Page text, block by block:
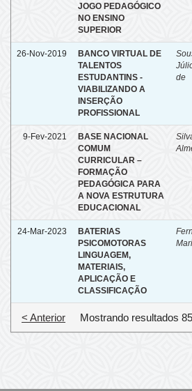
JOGO PEDAGÓGICO
NO ENSINO
SUPERIOR
26-Nov-2019
BANCO VIRTUAL DE
TALENTOS
ESTUDANTINS -
VIABILIZANDO A
INSERÇÃO
PROFISSIONAL
de
9-Fev-2021
BASE NACIONAL
COMUM
CURRICULAR –
FORMAÇÃO
PEDAGÓGICA PARA
A NOVA ESTRUTURA
EDUCACIONAL
24-Mar-2023
BATERIAS
PSICOMOTORAS
LINGUAGEM,
MATERIAIS,
APLICAÇÃO E
CLASSIFICAÇÃO
Mostrando resultados
< Anterior